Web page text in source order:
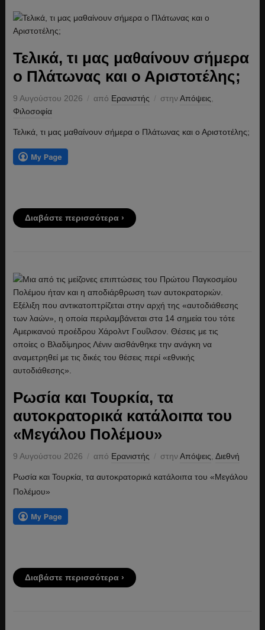
Τελικά, τι μας μαθαίνουν σήμερα
ο Πλάτωνας και ο Αριστοτέλης;
9 Αυγούστου 2026 από Ερανιστής στηνΑπόψεις
Φιλοσοφία
Τελικά, τι μας μαθαίνουν σήμερα ο Πλάτωνας και ο Αριστοτέλης;
Διαβάστε περισσότερα ›
Ρωσία και Τουρκία, τα
αυτοκρατορικά κατάλοιπα του
«Μεγάλου Πολέμου»
9 Αυγούστου 2026 από Ερανιστής στηνΑπόψεις Διεθνή
Ρωσία και Τουρκία, τα αυτοκρατορικά κατάλοιπα του «Μεγάλου
Πολέμου»
Διαβάστε περισσότερα ›